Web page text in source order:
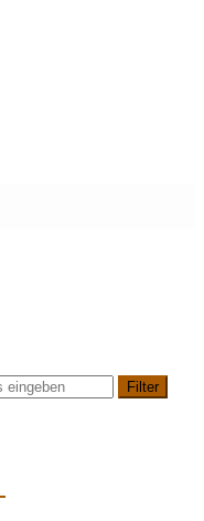
Filter